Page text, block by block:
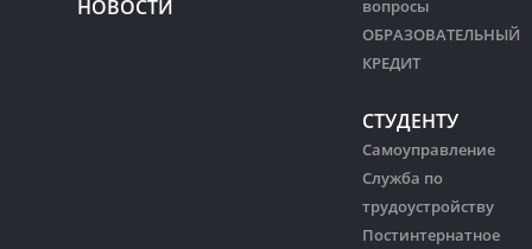
НОВОСТИ
вопросы
ОБРАЗОВАТЕЛЬНЫЙ
КРЕДИТ
СТУДЕНТУ
Самоуправление
Служба по
трудоустройству
Постинтернатное